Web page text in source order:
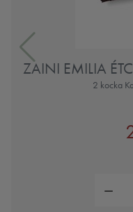
ZAINI EMILIA
2 kocka